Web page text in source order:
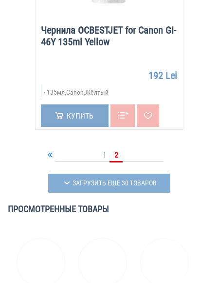
Чернила OCBESTJET for Canon GI-
46Y 135ml Yellow
192 Lei
135мл,Canon,Жёлтый
КУПИТЬ
1 2
ЗАГРУЗИТЬ ЕЩЕ 30 ТОВАРОВ
ПРОСМОТРЕННЫЕ ТОВАРЫ